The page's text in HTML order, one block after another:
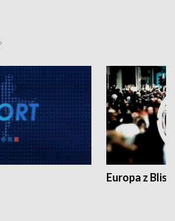
Europa z